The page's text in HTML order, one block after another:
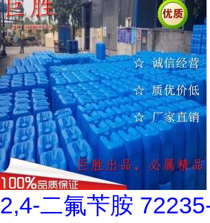
2,4-二氟苄胺